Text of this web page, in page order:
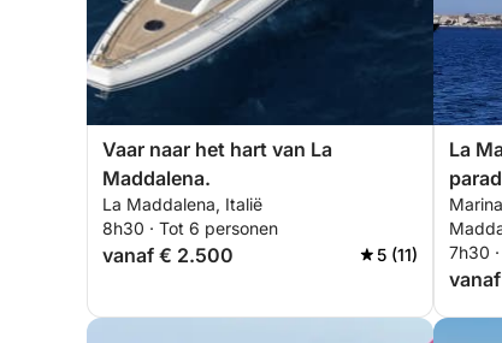
Vaar naar het hart van La
Maddalena.
La Maddalena, Italië
8h30 · Tot 6 personen
vanaf € 2.500 5 (11)
La
7h30